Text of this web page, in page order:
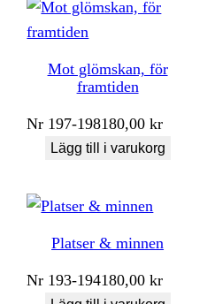
senaste
Mot glömskan, för
framtiden
Nr 197-198180,00kr
Lägg till i varukorg
Platser & minnen
Nr 193-194180,00kr